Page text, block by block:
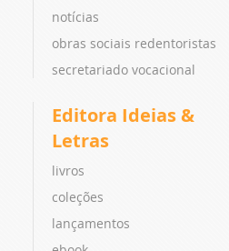
notícias
obras sociais redentoristas
secretariado vocacional
Editora Ideias &
Letras
livros
coleções
lançamentos